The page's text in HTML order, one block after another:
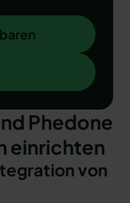
Phedone
einrichten
von